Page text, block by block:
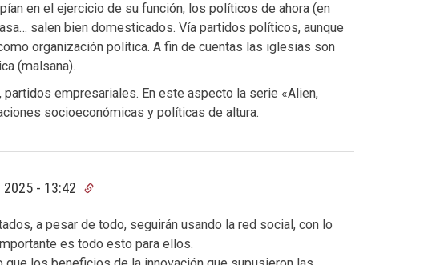
en el ejercicio de su función, los políticos de ahora (en
salen bien domesticados. Vía partidos políticos, aunque
organización política. A fin de cuentas las iglesias son
(malsana).
empresariales. En este aspecto la serie «Alien,
socioeconómicas y políticas de altura.
- 13:42
a pesar de todo, seguirán usando la red social, con lo
es todo esto para ellos.